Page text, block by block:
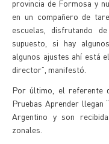
provincia de Formosa y
en un compañero de
escuelas, disfrutando
supuesto, si hay
algunos ajustes ahí está
director”, manifestó.
Por último, el referente
Pruebas Aprender llegan
Argentino y son
zonales.